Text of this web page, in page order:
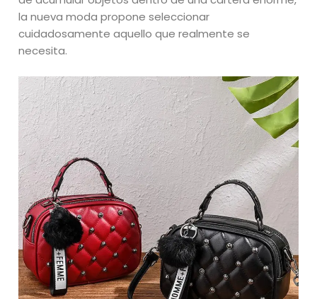
la nueva moda propone seleccionar
cuidadosamente aquello que realmente se
necesita.